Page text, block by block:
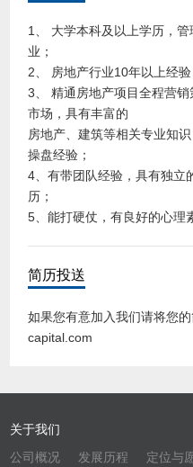
1、 大学本科及以上学历，
业；
2、 房地产行业10年以上经
3、 精通房地产项目全程营
市场，具有丰富的
房地产、建筑等相关专业知
操盘经验；
4、有带团队经验，具有独立
历；
5、能打硬仗，有良好的心理
简历投送
如果您有意加入我们请将您
capital.com
关于我们
公司概况
发展历程 定位与